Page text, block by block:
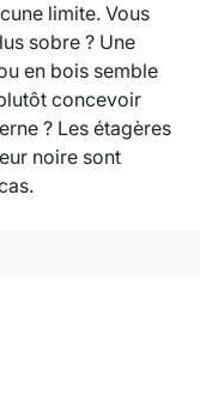
limite. Vous
sobre ? Une
en bois semble
concevoir
? Les étagères
noire sont